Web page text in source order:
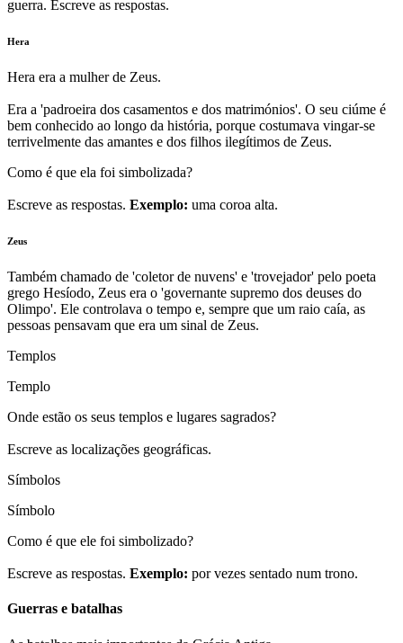
guerra. Escreve as respostas.
Hera
Hera era a mulher de Zeus.
Era a 'padroeira dos casamentos e dos matrimónios'. O seu ciúme é
bem conhecido ao longo da história, porque costumava vingar-se
terrivelmente das amantes e dos filhos ilegítimos de Zeus.
Como é que ela foi simbolizada?
Escreve as respostas. Exemplo: uma coroa alta.
Zeus
Também chamado de 'coletor de nuvens' e 'trovejador' pelo poeta
grego Hesíodo, Zeus era o 'governante supremo dos deuses do
Olimpo'. Ele controlava o tempo e, sempre que um raio caía, as
pessoas pensavam que era um sinal de Zeus.
Templos
Templo
Onde estão os seus templos e lugares sagrados?
Escreve as localizações geográficas.
Símbolos
Símbolo
Como é que ele foi simbolizado?
Escreve as respostas. Exemplo: por vezes sentado num trono.
Guerras e batalhas